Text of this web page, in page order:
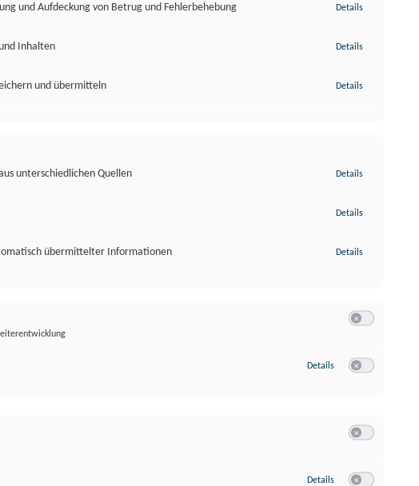
und Aufdeckung von Betrug und Fehlerbehebung
Details
Inhalten Details
und übermitteln Details
unterschiedlichen Quellen
Details
Details
übermittelter Informationen Details
Details zu Google Analytics
Details zu YouTube